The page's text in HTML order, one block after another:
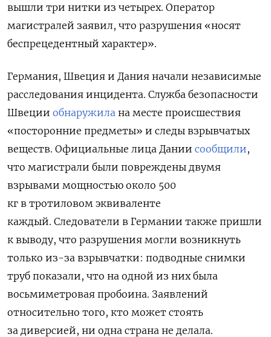
вышли три нитки из четырех. Оператор
магистралей заявил, что разрушения «носят
беспрецедентный характер».
Германия, Швеция и Дания начали независимые
расследования инцидента. Служба безопасности
Швеции обнаружила на месте происшествия
«посторонние предметы» и следы взрывчатых
веществ. Официальные лица Дании сообщили,
что магистрали были повреждены двумя
взрывами мощностью около 500
кг в тротиловом эквиваленте
каждый. Следователи в Германии также пришли
к выводу, что разрушения могли возникнуть
только из-за взрывчатки: подводные снимки
труб показали, что на одной из них была
восьмиметровая пробоина. Заявлений
относительно того, кто может стоять
за диверсией, ни одна страна не делала.